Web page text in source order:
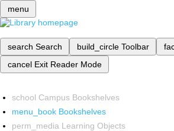
menu
search Search build_circle Toolbar
cancel Exit Reader Mode
school Campus Bookshelves
menu_book Bookshelves
perm_media Learning Objects